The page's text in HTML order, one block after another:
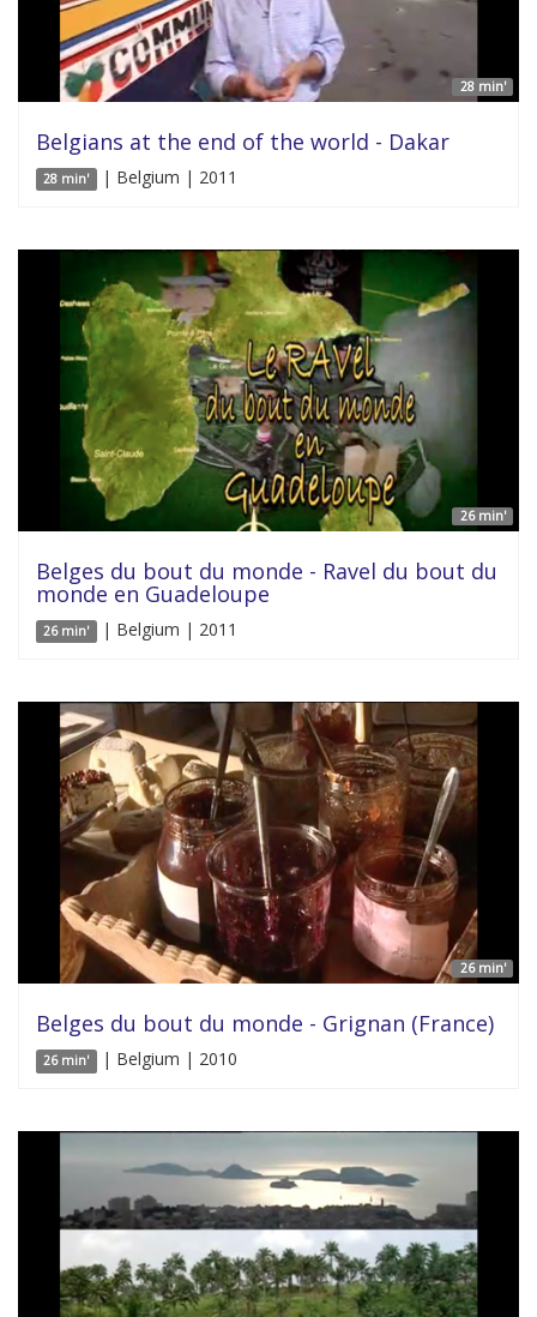
28 min'
Belgians at the end of the world - Dakar
28 min' | Belgium | 2011
26 min'
Belges du bout du monde - Ravel du bout du
monde en Guadeloupe
26 min' | Belgium | 2011
26 min'
Belges du bout du monde - Grignan (France)
26 min' | Belgium | 2010